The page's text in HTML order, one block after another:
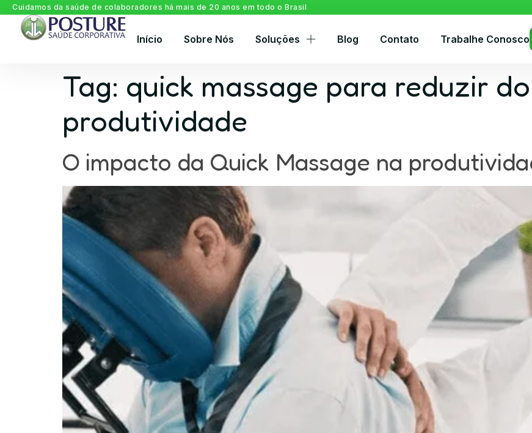
Cuidamos da saúde de colaboradores há mais de 20 anos em todo o Brasil
Início Sobre Nós Soluções Blog Contato Trabalhe Conosco
Tag: quick massage para reduzir
produtividade
O impacto da Quick Massage na